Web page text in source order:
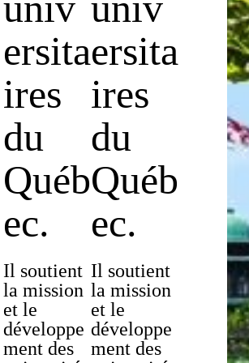
ersita
ires
du
Québ
ec.
Il soutient
la mission
et le
développe
ment des
ersita
ires
du
Québ
ec.
Il soutient
la mission
et le
développe
ment des